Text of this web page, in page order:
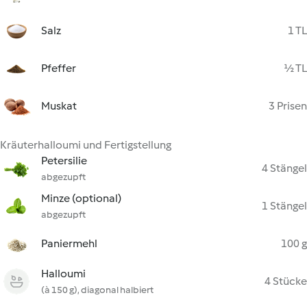
Salz 1 TL
Pfeffer ½ TL
Muskat 3 Prisen
Kräuterhalloumi und Fertigstellung
Petersilie
abgezupft
4 Stängel
Minze (optional)
abgezupft
1 Stängel
Paniermehl 100 g
Halloumi
(à 150 g), diagonal halbiert
4 Stücke